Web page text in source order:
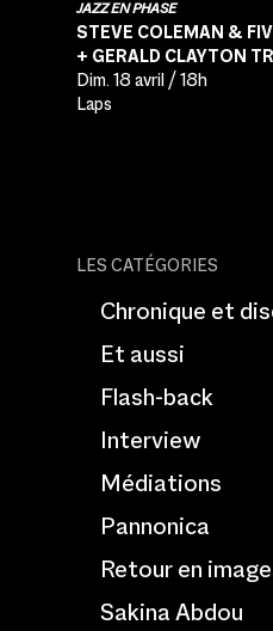
JAZZ EN PHASE
STEVE COLEMAN &
+ GERALD CLAYTON
Dim. 18 avril / 18h
Laps
LES CATÉGORIES
Chronique et
Et aussi
Flash-back
Interview
Médiations
Pannonica
Retour en
Sakina Abdou